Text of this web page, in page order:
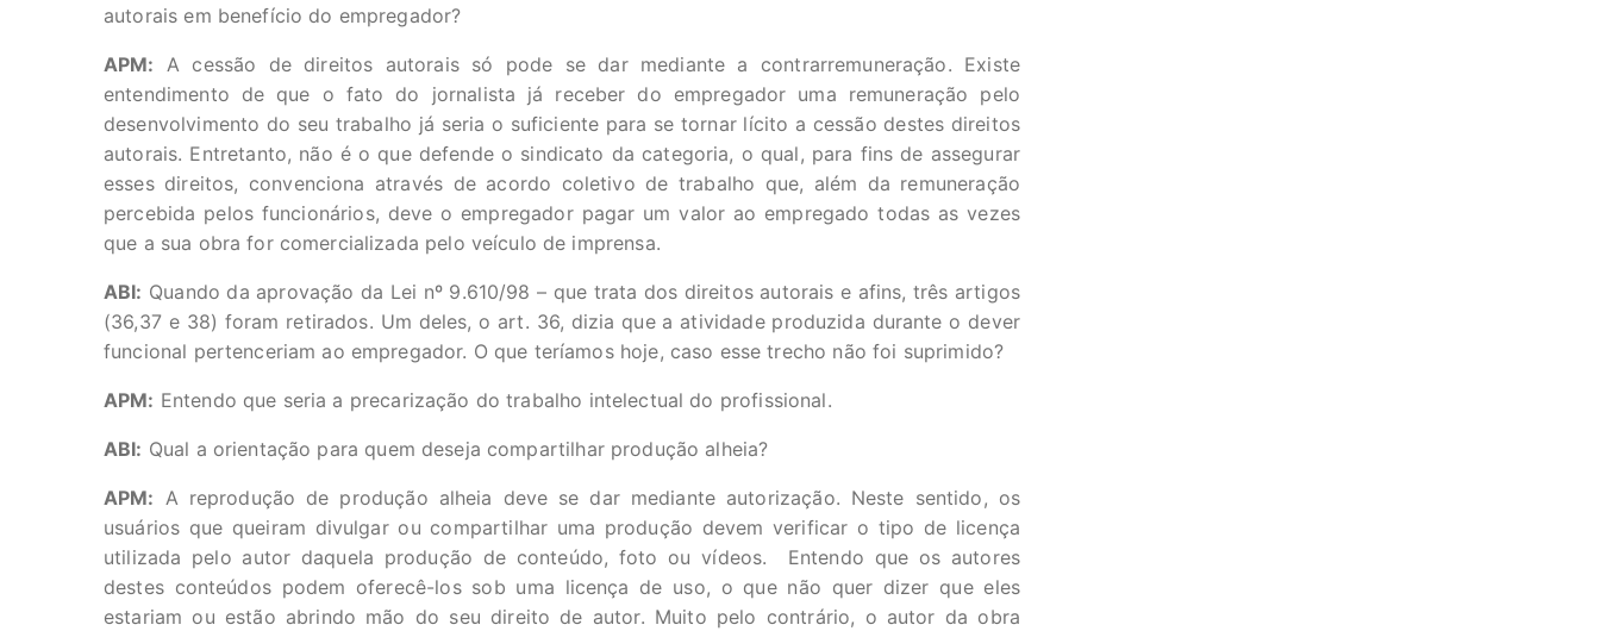
autorais em benefício do empregador?
APM: A cessão de direitos autorais só pode se dar mediante a contrarremuneração. Existe
entendimento de que o fato do jornalista já receber do empregador uma remuneração pelo
desenvolvimento do seu trabalho já seria o suficiente para se tornar lícito a cessão destes direitos
autorais. Entretanto, não é o que defende o sindicato da categoria, o qual, para fins de assegurar
esses direitos, convenciona através de acordo coletivo de trabalho que, além da remuneração
percebida pelos funcionários, deve o empregador pagar um valor ao empregado todas as vezes
que a sua obra for comercializada pelo veículo de imprensa.
ABI: Quando da aprovação da Lei nº 9.610/98 – que trata dos direitos autorais e afins, três artigos
(36,37 e 38) foram retirados. Um deles, o art. 36, dizia que a atividade produzida durante o dever
funcional pertenceriam ao empregador. O que teríamos hoje, caso esse trecho não foi suprimido?
APM: Entendo que seria a precarização do trabalho intelectual do profissional.
ABI: Qual a orientação para quem deseja compartilhar produção alheia?
APM: A reprodução de produção alheia deve se dar mediante autorização. Neste sentido, os
usuários que queiram divulgar ou compartilhar uma produção devem verificar o tipo de licença
utilizada pelo autor daquela produção de conteúdo, foto ou vídeos. Entendo que os autores
destes conteúdos podem oferecê-los sob uma licença de uso, o que não quer dizer que eles
estariam ou estão abrindo mão do seu direito de autor. Muito pelo contrário, o autor da obra